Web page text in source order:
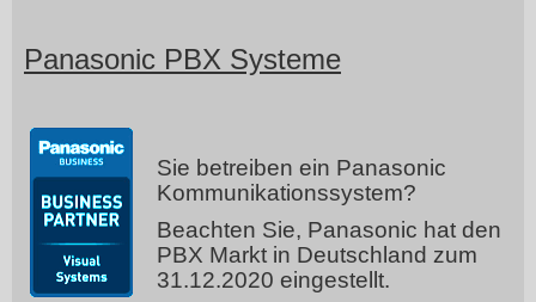
Panasonic PBX Systeme
Sie betreiben ein Panasonic
Kommunikationssystem?
Beachten Sie, Panasonic hat den
PBX Markt in Deutschland zum
31.12.2020 eingestellt.